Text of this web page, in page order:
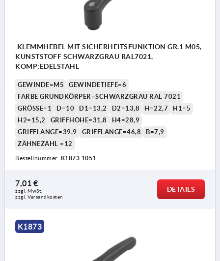
KLEMMHEBEL MIT SICHERHEITSFUNKTION GR.1 M05,
KUNSTSTOFF SCHWARZGRAU RAL7021,
KOMP:EDELSTAHL
GEWINDE=M5
GEWINDETIEFE=6
FARBE GRUNDKÖRPER=SCHWARZGRAU RAL 7021
GRÖSSE=1
D=10 D1=13,2 D2=13,8 H=22,7
H1=5
H2=15,2
GRIFFHÖHE=31,8
H4=28,9
GRIFFLÄNGE=39,9
GRIFFLÄNGE=46,8
B=7,9
ZÄHNEZAHL =12
Bestellnummer: K1873.1051
7,01 €
zzgl. MwSt.
zzgl. Versandkosten
DETAILS
K1873